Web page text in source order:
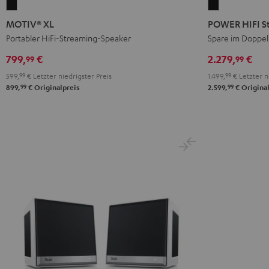
XL
Schwarz
MOTIV® XL
Portabler HiFi-Streaming-Speaker
799,99 €
599, 99 € Letzter niedrigster Preis
899,99 € Originalpreis
HIFI
Stereo-
Schwarz
POWER HIFI
Spare im
2.279,99 €
1.499, 99 € Letzter
2.599,99 €